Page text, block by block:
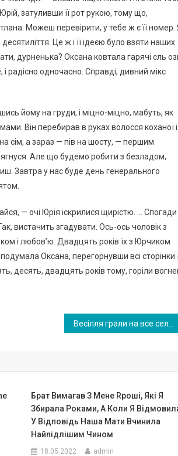
затуливши її рот рукою, тому що,
Можеш перевірити, у тебе ж є її номер.
Це ж і її ідеєю було взяти наших
дурненька? Оксана ковтала гарячі сль
і радісно одночасно. Справді, дивний мікс
йому на груди, і міцно-міцно, мабуть, як
Він перебирав в руках волосся коханої і
сім, а зараз — пів на шосту, — першим
Але що будемо робити з безладом,
Завтра у нас буде день генерального
— очі Юрія іскрилися щирістю. … Спогади
вистачить згадувати. Ось-ось чоловік з
і любов’ю. Двадцять років їх з Юрчиком
Оксана, перегорнувши всі сторінки
десять, двадцять років тому, горіли
Брат Вимагав З Мене Rроші, Які Я
Збирала Роками, А Коли Я
У Відповідь Наша Мати Вчинила
Найnідлішим Чином
18.05.2022 admin